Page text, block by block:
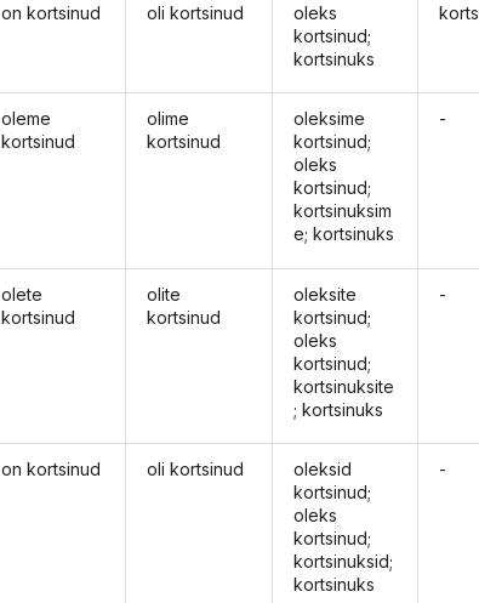
on kortsinud
oleme
kortsinud
olete
kortsinud
on kortsinud
oli kortsinud
olime
kortsinud
olite
kortsinud
oli kortsinud
oleks
kortsinud;
kortsinuks
oleksime
kortsinud;
oleks
kortsinud;
kortsinuksim
e; kortsinuks
oleksite
kortsinud;
oleks
kortsinud;
kortsinuksite
; kortsinuks
oleksid
kortsinud;
oleks
kortsinud;
kortsinuksid;
kortsinuks
-
-
-